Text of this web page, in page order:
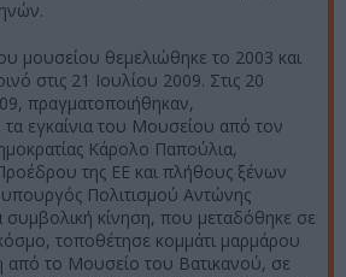
μουσείου θεμελιώθηκε το 2003 και
στις 21 Ιουλίου 2009. Στις 20
πραγματοποιήθηκαν,
εγκαίνια του Μουσείου από τον
Κάρολο Παπούλια,
της ΕΕ και πλήθους ξένων
Πολιτισμού Αντώνης
συμβολική κίνηση, που μεταδόθηκε σε
τοποθέτησε κομμάτι μαρμάρου
το Μουσείο του Βατικανού, σε